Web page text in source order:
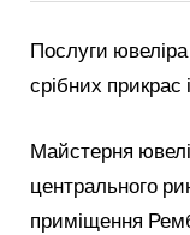
Послуги
срібних
Майстерня
центрального
приміщення